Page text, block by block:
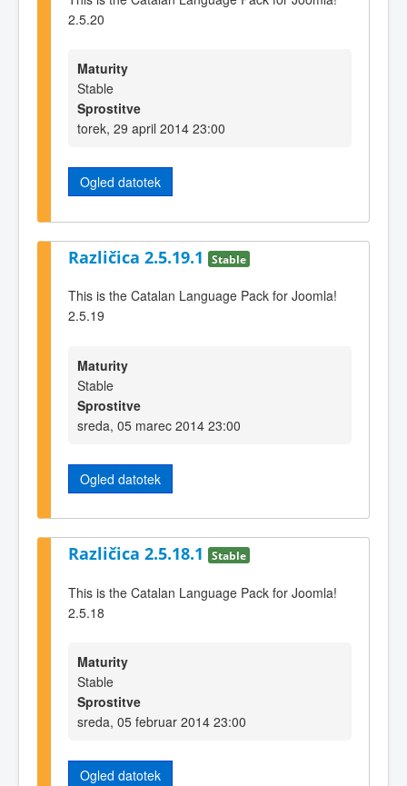
2.5.20
Maturity
Stable
Sprostitve
torek, 29 april 2014 23:00
Ogled datotek
Različica 2.5.19.1 Stable
This is the Catalan Language Pack for Joomla!
2.5.19
Maturity
Stable
Sprostitve
sreda, 05 marec 2014 23:00
Ogled datotek
Različica 2.5.18.1 Stable
This is the Catalan Language Pack for Joomla!
2.5.18
Maturity
Stable
Sprostitve
sreda, 05 februar 2014 23:00
Ogled datotek